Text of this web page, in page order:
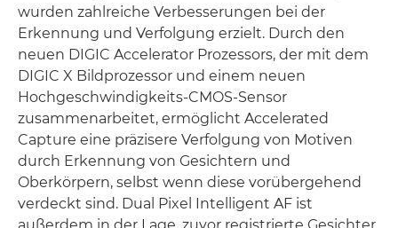
wurden zahlreiche Verbesserungen bei der
Erkennung und Verfolgung erzielt. Durch den
neuen DIGIC Accelerator Prozessors, der mit dem
DIGIC X Bildprozessor und einem neuen
Hochgeschwindigkeits-CMOS-Sensor
zusammenarbeitet, ermöglicht Accelerated
Capture eine präzisere Verfolgung von Motiven
durch Erkennung von Gesichtern und
Oberkörpern, selbst wenn diese vorübergehend
verdeckt sind. Dual Pixel Intelligent AF ist